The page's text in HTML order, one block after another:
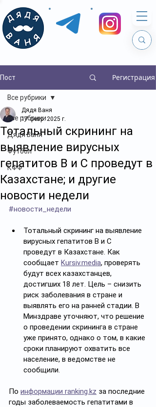
Пост Регистрация
Все рубрики
Дядя Ваня
Футбол
КФФ
Все рубрики
Тотальный скрининг на
выявление вирусных
гепатитов В и С проведут в
Казахстане; и другие
новости недели
Дядя Ваня
17 февр. 2025 г.
#новости_недели
Тотальный скрининг на выявление
вирусных гепатитов В и С
проведут в Казахстане. Как
сообщает Kursiv.media, проверять
будут всех казахстанцев,
достигших 18 лет. Цель – снизить
риск заболевания в стране и
выявлять его на ранней стадии. В
Минздраве уточняют, что решение
о проведении скрининга в стране
уже принято, однако о том, в какие
сроки планируют охватить все
население, в ведомстве не
сообщили.
По информации ranking.kz за последние
годы заболеваемость гепатитами в